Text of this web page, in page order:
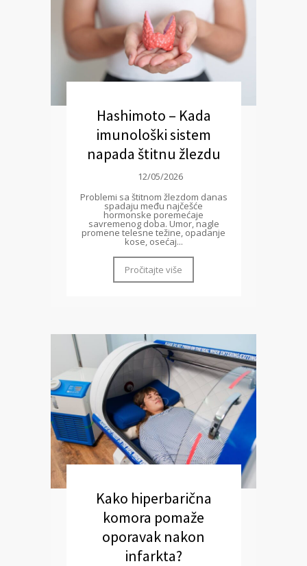
Hashimoto – Kada
imunološki sistem
napada štitnu žlezdu
12/05/2026
Problemi sa štitnom žlezdom danas
spadaju među najčešće
hormonske poremećaje
savremenog doba. Umor, nagle
promene telesne težine, opadanje
kose, osećaj...
Pročitajte više
Kako hiperbarična
komora pomaže
oporavak nakon
infarkta?